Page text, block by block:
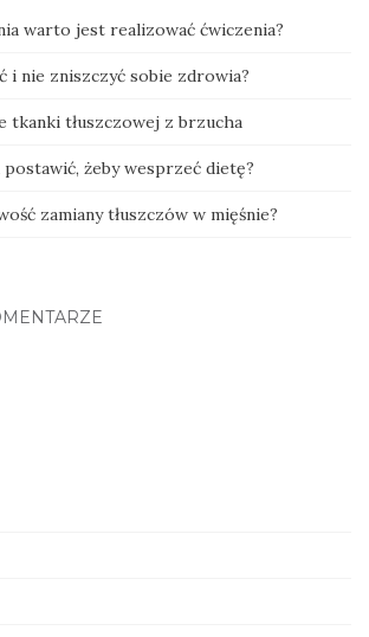
warto jest realizować ćwiczenia?
i nie zniszczyć sobie zdrowia?
tkanki tłuszczowej z brzucha
żeby wesprzeć dietę?
zamiany tłuszczów w mięśnie?